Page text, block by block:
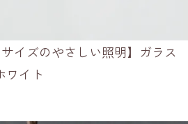
イズのやさしい照明】ガラス
ワイト